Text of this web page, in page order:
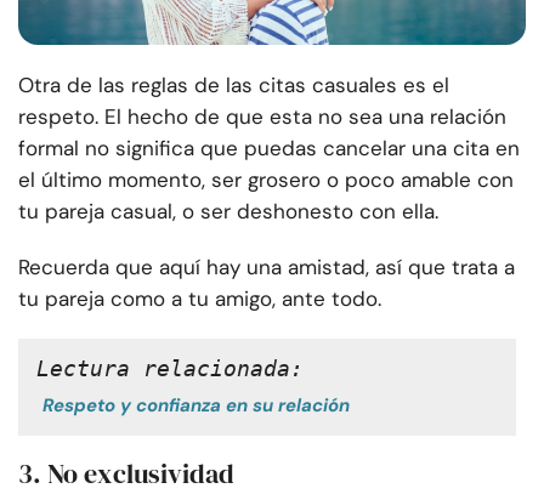
Otra de las reglas de las citas casuales es el
respeto. El hecho de que esta no sea una relación
formal no significa que puedas cancelar una cita en
el último momento, ser grosero o poco amable con
tu pareja casual, o ser deshonesto con ella.
Recuerda que aquí hay una amistad, así que trata a
tu pareja como a tu amigo, ante todo.
Lectura relacionada:
Respeto y confianza en su relación
3. No exclusividad